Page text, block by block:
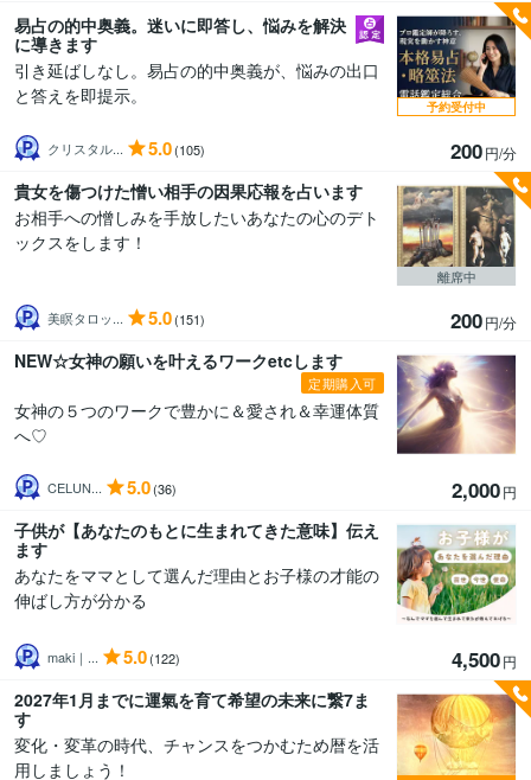
易占の的中奥義。迷いに即答し、悩みを解決
に導きます
引き延ばしなし。易占の的中奥義が、悩みの出口
と答えを即提示。
クリスタル... 5.0(105) 200円/分
予約受付中
貴女を傷つけた憎い相手の因果応報を占います
お相手への憎しみを手放したいあなたの心のデト
ックスをします！
美瞑タロッ... 5.0(151) 200円/分
離席中
NEW☆女神の願いを叶えるワークetcします
定期購入可
女神の５つのワークで豊かに＆愛され＆幸運体質
へ♡
CELUN... 5.0(36) 2,000円
子供が【あなたのもとに生まれてきた意味】伝え
ます
あなたをママとして選んだ理由とお子様の才能の
伸ばし方が分かる
maki｜... 5.0(122) 4,500円
2027年1月までに運氣を育て希望の未来に繋7ま
す
変化・変革の時代、チャンスをつかむため暦を活
用しましょう！